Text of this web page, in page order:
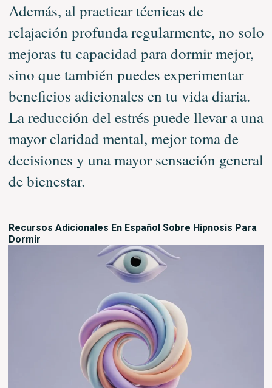
Además, al practicar técnicas de
relajación profunda regularmente, no solo
mejoras tu capacidad para dormir mejor,
sino que también puedes experimentar
beneficios adicionales en tu vida diaria.
La reducción del estrés puede llevar a una
mayor claridad mental, mejor toma de
decisiones y una mayor sensación general
de bienestar.
Recursos Adicionales En Español Sobre Hipnosis Para
Dormir